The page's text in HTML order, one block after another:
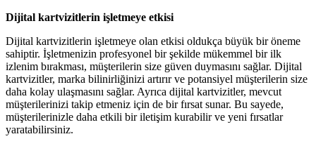
Dijital kartvizitlerin işletmeye etkisi
Dijital kartvizitlerin işletmeye olan etkisi oldukça büyük bir öneme
sahiptir. İşletmenizin profesyonel bir şekilde mükemmel bir ilk
izlenim bırakması, müşterilerin size güven duymasını sağlar. Dijital
kartvizitler, marka bilinirliğinizi artırır ve potansiyel müşterilerin size
daha kolay ulaşmasını sağlar. Ayrıca dijital kartvizitler, mevcut
müşterilerinizi takip etmeniz için de bir fırsat sunar. Bu sayede,
müşterilerinizle daha etkili bir iletişim kurabilir ve yeni fırsatlar
yaratabilirsiniz.